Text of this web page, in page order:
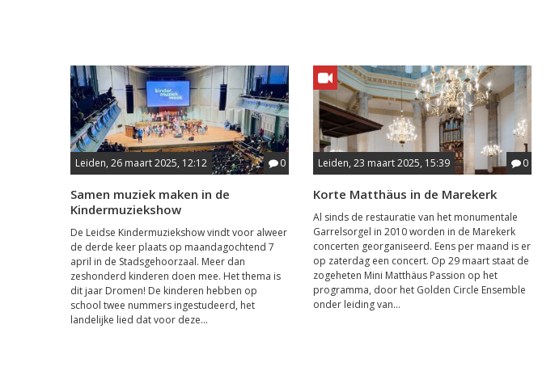
Leiden, 26 maart 2025, 12:12 0
Samen muziek maken in de
Kindermuziekshow
De Leidse Kindermuziekshow vindt voor alweer
de derde keer plaats op maandagochtend 7
april in de Stadsgehoorzaal. Meer dan
zeshonderd kinderen doen mee. Het thema is
dit jaar Dromen! De kinderen hebben op
school twee nummers ingestudeerd, het
landelijke lied dat voor deze...
Leiden, 23 maart 2025, 15:39 0
Korte Matthäus in de Marekerk
Al sinds de restauratie van het monumentale
Garrelsorgel in 2010 worden in de Marekerk
concerten georganiseerd. Eens per maand is er
op zaterdag een concert. Op 29 maart staat de
zogeheten Mini Matthäus Passion op het
programma, door het Golden Circle Ensemble
onder leiding van...